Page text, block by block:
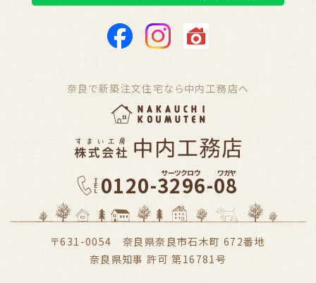
奈良で新築注文住宅なら中内工務店へ
0120-3296-08
サーツクロウ ワガヤ
〒631-0054 奈良県奈良市石木町 672番地
奈良県知事 許可 第16781号